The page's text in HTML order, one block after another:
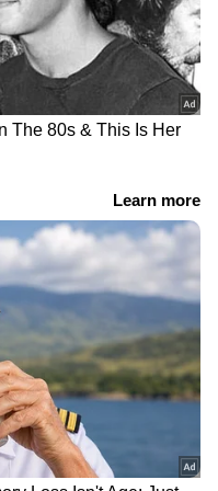
കമ്പനികളെ
ക്ഷണിച്ച്
ലോകനേതാവെന്ന്
സ്ലൊവാക്യൻ
പുതിയ
പുതിയ